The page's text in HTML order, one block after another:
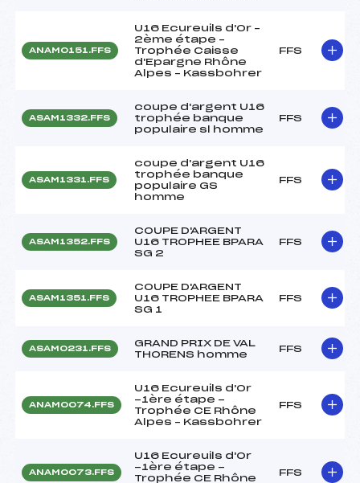
ANAM0151.FFS
U16 Ecureuils d'Or –
2ème étape –
Trophée Caisse
d'Epargne Rhône
Alpes – Kassbohrer
FFS
ASAM1332.FFS
coupe d'argent U16
trophée banque
populaire sl homme
FFS
ASAM1331.FFS
coupe d'argent U16
trophée banque
populaire GS
homme
FFS
ASAM1352.FFS
COUPE D'ARGENT
U16 TROPHEE BPARA
SG 2
FFS
ASAM1351.FFS
COUPE D'ARGENT
U16 TROPHEE BPARA
SG 1
FFS
ASAM0231.FFS
GRAND PRIX DE VAL
THORENS homme
FFS
ANAM0074.FFS
U16 Ecureuils d'Or
-1ère étape -
Trophée CE Rhône
Alpes – Kassbohrer
FFS
ANAM0073.FFS
U16 Ecureuils d'Or
-1ère étape -
Trophée CE Rhône
FFS